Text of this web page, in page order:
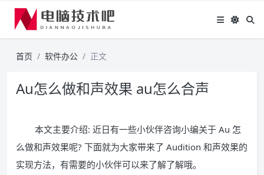
首页 软件办公 正文
Au怎么做和声效果 au怎么合声
本文主要介绍: 近日有一些小伙伴咨询小编关于 Au 怎
么做和声效果呢? 下面就为大家带来了 Audition 和声效果的
实现方法，有需要的小伙伴可以来了解了解哦。